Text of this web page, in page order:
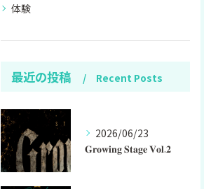
体験
最近の投稿 Recent Posts
2026/06/23
𝐆𝐫𝐨𝐰𝐢𝐧𝐠 𝐒𝐭𝐚𝐠𝐞 𝐕𝐨𝐥.𝟐